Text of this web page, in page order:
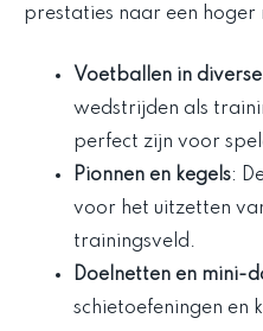
prestaties naar een hoger
Voetballen in
wedstrijden als
perfect zijn voor
Pionnen en kegels:
voor het uitzetten
trainingsveld.
Doelnetten en mini-
schietoefeningen en